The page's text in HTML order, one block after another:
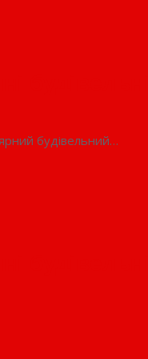
будівельний…